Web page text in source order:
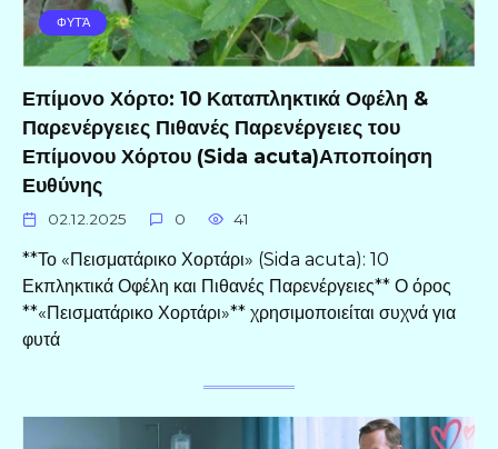
ΦΥΤΆ
Επίμονο Χόρτο: 10 Καταπληκτικά Οφέλη &
Παρενέργειες Πιθανές Παρενέργειες του
Επίμονου Χόρτου (Sida acuta)Αποποίηση
Ευθύνης
02.12.2025 0 41
**Το «Πεισματάρικο Χορτάρι» (Sida acuta): 10
Εκπληκτικά Οφέλη και Πιθανές Παρενέργειες** Ο όρος
**«Πεισματάρικο Χορτάρι»** χρησιμοποιείται συχνά για
φυτά